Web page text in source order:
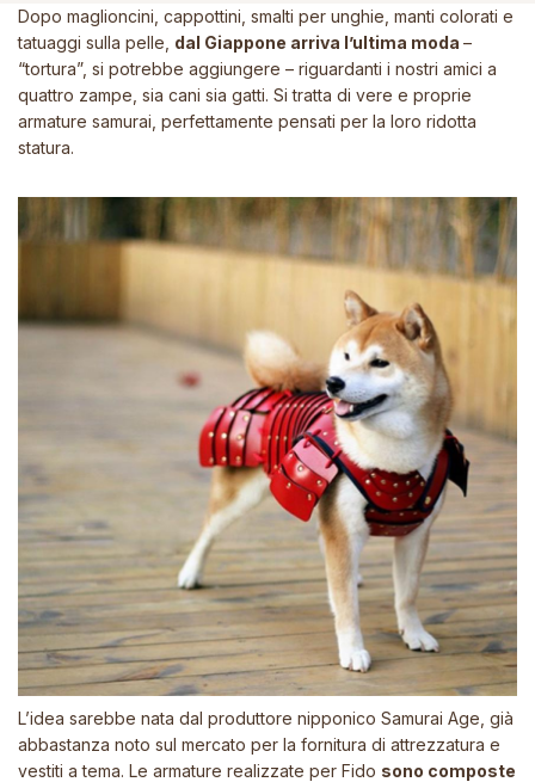
Dopo maglioncini, cappottini, smalti per unghie, manti colorati e
tatuaggi sulla pelle, dal Giappone arriva l’ultima moda –
“tortura”, si potrebbe aggiungere – riguardanti i nostri amici a
quattro zampe, sia cani sia gatti. Si tratta di vere e proprie
armature samurai, perfettamente pensati per la loro ridotta
statura.
L’idea sarebbe nata dal produttore nipponico Samurai Age, già
abbastanza noto sul mercato per la fornitura di attrezzatura e
vestiti a tema. Le armature realizzate per Fido sono composte